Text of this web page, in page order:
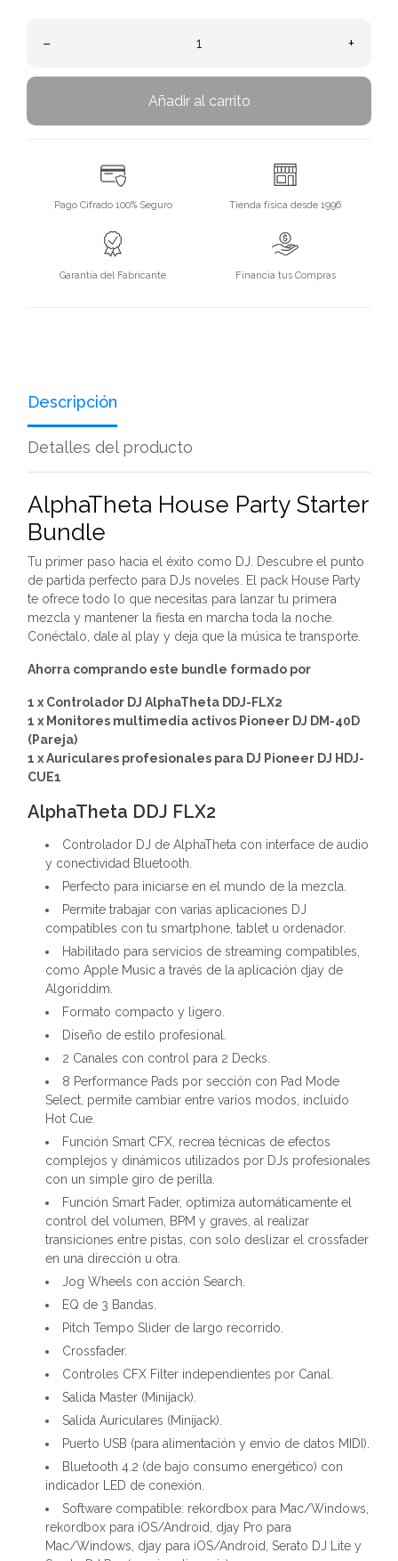
– +
Añadir al carrito
Pago Cifrado 100% Seguro Tienda física desde 1996
Garantía del Fabricante Financia tus Compras
Descripción
Detalles del producto
AlphaTheta House Party Starter
Bundle
Tu primer paso hacia el éxito como DJ. Descubre el punto
de partida perfecto para DJs noveles. El pack House Party
te ofrece todo lo que necesitas para lanzar tu primera
mezcla y mantener la fiesta en marcha toda la noche.
Conéctalo, dale al play y deja que la música te transporte.
Ahorra comprando este bundle formado por
1 x Controlador DJ AlphaTheta DDJ-FLX2
1 x Monitores multimedia activos Pioneer DJ DM-40D
(Pareja)
1 x Auriculares profesionales para DJ Pioneer DJ HDJ-
CUE1
AlphaTheta DDJ FLX2
Controlador DJ de AlphaTheta con interface de audio
y conectividad Bluetooth.
Perfecto para iniciarse en el mundo de la mezcla.
Permite trabajar con varias aplicaciones DJ
compatibles con tu smartphone, tablet u ordenador.
Habilitado para servicios de streaming compatibles,
como Apple Music a través de la aplicación djay de
Algoriddim.
Formato compacto y ligero.
Diseño de estilo profesional.
2 Canales con control para 2 Decks.
8 Performance Pads por sección con Pad Mode
Select, permite cambiar entre varios modos, incluido
Hot Cue.
Función Smart CFX, recrea técnicas de efectos
complejos y dinámicos utilizados por DJs profesionales
con un simple giro de perilla.
Función Smart Fader, optimiza automáticamente el
control del volumen, BPM y graves, al realizar
transiciones entre pistas, con solo deslizar el crossfader
en una dirección u otra.
Jog Wheels con acción Search.
EQ de 3 Bandas.
Pitch Tempo Slider de largo recorrido.
Crossfader.
Controles CFX Filter independientes por Canal.
Salida Master (Minijack).
Salida Auriculares (Minijack).
Puerto USB (para alimentación y envio de datos MIDI).
Bluetooth 4.2 (de bajo consumo energético) con
indicador LED de conexión.
Software compatible: rekordbox para Mac/Windows,
rekordbox para iOS/Android, djay Pro para
Mac/Windows, djay para iOS/Android, Serato DJ Lite y